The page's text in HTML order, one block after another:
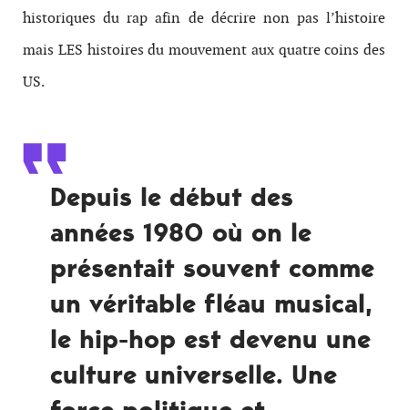
historiques du rap afin de décrire non pas l’histoire
mais LES histoires du mouvement aux quatre coins des
US.
Depuis le début des
années 1980 où on le
présentait souvent comme
un véritable fléau musical,
le hip-hop est devenu une
culture universelle. Une